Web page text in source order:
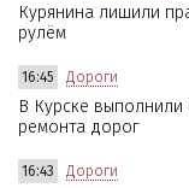
Курянина лишили
рулём
16:45 Дороги
В Курске
ремонта дорог
16:43 Дороги